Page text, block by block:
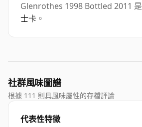
Glenrothes 1998 Bottled 2011 是
士卡 。
社群風味圖譜
根據 111 則具風味屬性的存檔評論
代表性特徵